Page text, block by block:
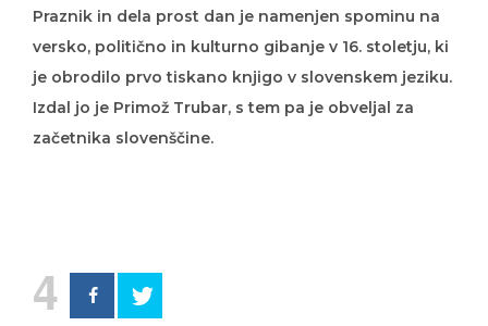
Praznik in dela prost dan je namenjen spominu na
versko, politično in kulturno gibanje v 16. stoletju, ki
je obrodilo prvo tiskano knjigo v slovenskem jeziku.
Izdal jo je Primož Trubar, s tem pa je obveljal za
začetnika slovenščine.
4